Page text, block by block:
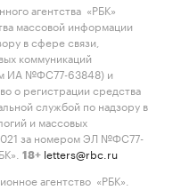
агентства «РБК»
массовой информации
в сфере связи,
коммуникаций
ИА №ФС77-63848) и
о регистрации средства
службой по надзору в
и массовых
за номером ЭЛ №ФС77-
18+ letters@rbc.ru
агентство «РБК».